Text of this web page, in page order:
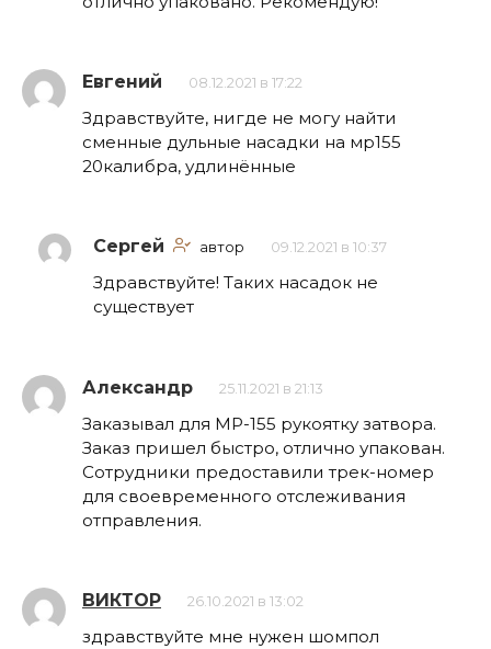
Евгений 08.12.2021 в 17:22
Здравствуйте, нигде не могу найти
сменные дульные насадки на мр155
20калибра, удлинённые
Сергей автор 09.12.2021 в 10:37
Здравствуйте! Таких насадок не
существует
Александр 25.11.2021 в 21:13
Заказывал для МР-155 рукоятку затвора.
Заказ пришел быстро, отлично упакован.
Сотрудники предоставили трек-номер
для своевременного отслеживания
отправления.
ВИКТОР 26.10.2021 в 13:02
здравствуйте мне нужен шомпол